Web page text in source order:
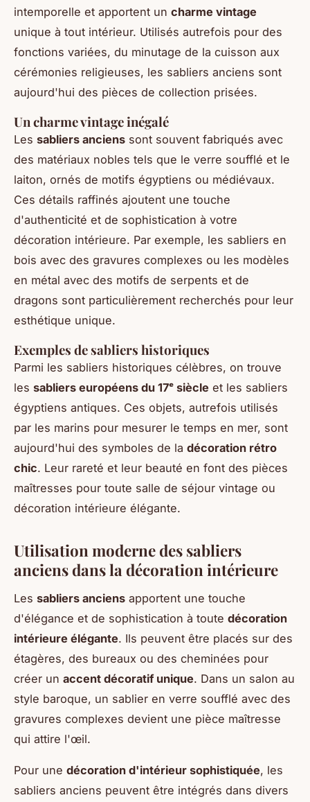
intemporelle et apportent un charme vintage
unique à tout intérieur. Utilisés autrefois pour des
fonctions variées, du minutage de la cuisson aux
cérémonies religieuses, les sabliers anciens sont
aujourd'hui des pièces de collection prisées.
Un charme vintage inégalé
Les sabliers anciens sont souvent fabriqués avec
des matériaux nobles tels que le verre soufflé et le
laiton, ornés de motifs égyptiens ou médiévaux.
Ces détails raffinés ajoutent une touche
d'authenticité et de sophistication à votre
décoration intérieure. Par exemple, les sabliers en
bois avec des gravures complexes ou les modèles
en métal avec des motifs de serpents et de
dragons sont particulièrement recherchés pour leur
esthétique unique.
Exemples de sabliers historiques
Parmi les sabliers historiques célèbres, on trouve
les sabliers européens du 17ᵉ siècle et les sabliers
égyptiens antiques. Ces objets, autrefois utilisés
par les marins pour mesurer le temps en mer, sont
aujourd'hui des symboles de la décoration rétro
chic. Leur rareté et leur beauté en font des pièces
maîtresses pour toute salle de séjour vintage ou
décoration intérieure élégante.
Utilisation moderne des sabliers
anciens dans la décoration intérieure
Les sabliers anciens apportent une touche
d'élégance et de sophistication à toute décoration
intérieure élégante. Ils peuvent être placés sur des
étagères, des bureaux ou des cheminées pour
créer un accent décoratif unique. Dans un salon au
style baroque, un sablier en verre soufflé avec des
gravures complexes devient une pièce maîtresse
qui attire l'œil.
Pour une décoration d'intérieur sophistiquée, les
sabliers anciens peuvent être intégrés dans divers